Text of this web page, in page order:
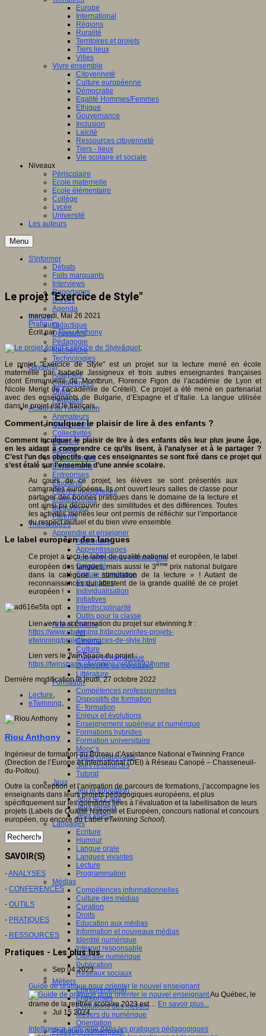
Europe
International
Régions
Ruralité
Territoires et projets
Tiers lieux
Villes
Vivre ensemble
Citoyenneté
Culture européenne
Démocratie
Egalité Hommes/Femmes
Ethique
Gouvernance
Inclusion
Laïcité
Ressources citoyenneté
Tiers - lieux
Vie scolaire et sociale
Niveaux
Périscolaire
Ecole maternelle
Ecole élémentaire
Collège
Lycée
Université
Les auteurs
Menu
S'informer
Débats
Faits marquants
Interviews
Reportages
Brèves
Agenda
Innover
Didactique
Dispositifs
Pédagogie
Recherche
Technologies
Savoir(s)
Analyses
Conférences
Outils
Pratiques
Acteurs de l'éducation
Animateurs
Chercheurs
Collectivités
Editeurs
EdTech
Encadrement
Enseignants
Entreprises
Etudiants
Filières industrielles
Institutionnels
Médiateurs
Parents
Thématiques
Apprendre et enseigner
Apprendre
Apprentissages
Apprentissages collaboratifs
Créativité
Culture numérique
Evaluations
Individualisation
Initiatives
Interdisciplinarité
Outils pour la classe
Arts et Culture
Art
Cinéma
Culture
Culture et numérique
Dispositifs de médiation
Littérature
Formation
Compétences professionnelles
Dispositifs de formation
E- formation
Enjeux et évolutions
Enseignement supérieur et numérique
Formations hybrides
Formation universitaire
Mooc’s
Outils collaboratifs
Sites ressources
Tutorat
Jeux
Jeu et éducation
Jeux 4/12 ans
Jeux sérieux
Jeux vidéo
Langages
Ecriture
Humour
Langue orale
Langues vivantes
Lecture
Programmation
Médias
Compétences informationnelles
Culture des médias
Curation
Droits
Education aux médias
Information et nouveaux médias
Identité numérique
Internet responsable
Littératie numérique
Publication
Réseaux sociaux
Métiers
Entrepreneuriat
Entreprises
Evolutions des métiers
Métiers du numérique
Orientation
Pratiques numériques
Le projet "Exercice de Style"
mercredi, Mai 26 2021
Pratiques
Écrit parRiou Anthony
Le projet "Exercice de Style" est un projet sur la lecture mené en école
maternelle par Isabelle Jassigneux et trois autres enseignantes françaises
(dont Emmanuelle de Montbrun, Florence Figon de l’académie de Lyon et
Nicole Merlet de l’académie de Créteil). Ce projet a été mené en partenariat
avec des enseignants de Bulgarie, d’Espagne et d’Italie. La langue utilisée
dans le projet est le français.
Comment inculquer le plaisir de lire à des enfants ?
Comment inculquer le plaisir de lire à des enfants dès leur plus jeune âge,
en les aidant à comprendre ce qu’ils lisent, à l’analyser et à le partager ?
C’est l’un des objectifs que ces enseignantes se sont fixé dans ce projet qui
s’est étalé sur l’ensemble d’une année scolaire.
Au cours de ce projet, les élèves se sont présentés aux
camarades européens. Ils ont ouvert leurs salles de classe pour
partager des bonnes pratiques dans le domaine de la lecture et
ont ainsi pu découvrir des similitudes et des différences. Toutes
les activités menées leur ont permis de réfléchir sur l’importance
du respect mutuel et du bien vivre ensemble.
Le label européen des langues
Ce projet a reçu le label de qualité national et européen, le label
européen des langues, mais aussi le 3ème prix national bulgare
dans la catégorie « stimulation de la lecture » ! Autant de
reconnaissances qui attestent de la grande qualité de ce projet
européen !
Lien vers la scénarisation du projet sur etwinning.fr :
https://www.etwinning.fr/decouvrir/les-projets-
etwinning/projet/exercices-de-style.html
Lien vers le TwinSpace du projet :
https://twinspace.etwinning.net/92892/home
Dernière modification le jeudi, 27 octobre 2022
Lecture,
eTwinning,
Riou Anthony
Ingénieur de formation au Bureau d’Assistance National eTwinning France
(Direction de l’Europe et International (DEI) à Réseau Canopé – Chasseneuil-
du-Poitou).
Outre la conception et l’animation de parcours de formations, j’accompagne les
enseignants dans leurs projets pédagogiques européens, et plus
spécifiquement sur les questions liées à l’évaluation et la labellisation de leurs
projets (Labels de Qualité National et Européen, concours national et concours
européen, ou encore du LabeleTwinning School).
SAVOIR(S)
-ANALYSES
- CONFERENCES
- OUTILS
- PRATIQUES
- RESSOURCES
Pratiques - Les plus lus
Sep 04 2023
Guide de pratique pour orienter le nouvel enseignant
Au Québec, le
drame de la rentrée scolaire 2023 est… En savoir plus...
Jul 15 2024
Intelligence artificielle dans les pratiques pédagogiques